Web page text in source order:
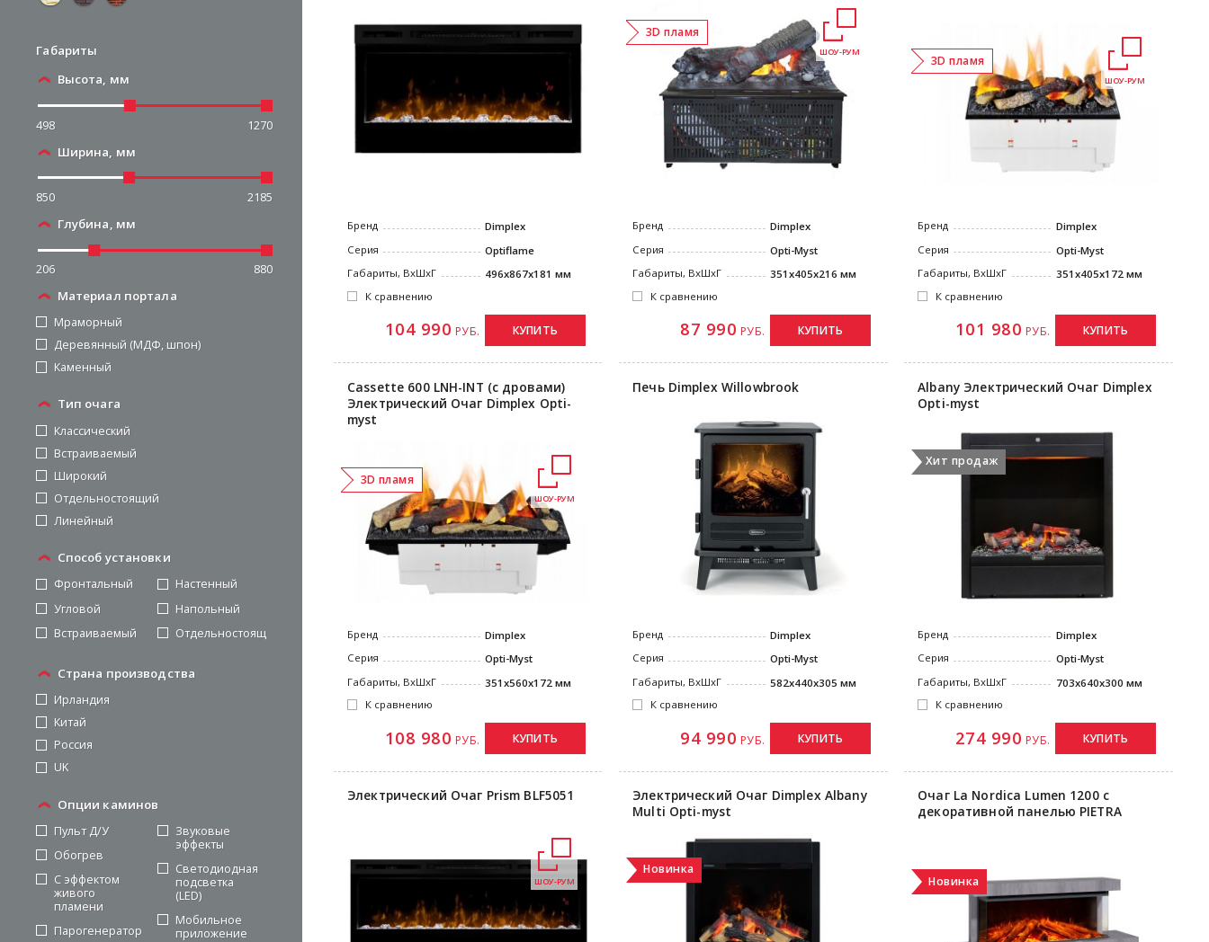
Габариты
Высота, мм
498 1270
Ширина, мм
850 2185
Глубина, мм
206 880
Материал портала
Мраморный
Деревянный (МДФ, шпон)
Каменный
Тип очага
Классический
Встраиваемый
Широкий
Отдельностоящий
Линейный
Способ установки
Фронтальный
Угловой
Встраиваемый
Настенный
Напольный
Отдельностоящий
Страна производства
Ирландия
Китай
Россия
UK
Опции каминов
Пульт Д/У
Обогрев
С эффектом
живого
пламени
Парогенератор
Звуковые
эффекты
Светодиодная
подсветка
(LED)
Мобильное
приложение
Бренд
Dimplex
Серия
Optiflame
Габариты, ВxШxГ
496x867x181 мм
К сравнению
104 990 РУБ. КУПИТЬ
3D пламя
ШОУ-РУМ
Бренд
Dimplex
Серия
Opti-Myst
Габариты, ВxШxГ
351x405x216 мм
К сравнению
87 990 РУБ. КУПИТЬ
3D пламя
ШОУ-РУМ
Бренд
Dimplex
Серия
Opti-Myst
Габариты, ВxШxГ
351х405x172 мм
К сравнению
101 980 РУБ. КУПИТЬ
Cassette 600 LNH-INT (с дровами)
Электрический Очаг Dimplex Opti-
myst
3D пламя
ШОУ-РУМ
Бренд
Dimplex
Серия
Opti-Myst
Габариты, ВxШxГ
351х560x172 мм
К сравнению
108 980 РУБ. КУПИТЬ
Печь Dimplex Willowbrook
Бренд
Dimplex
Серия
Opti-Myst
Габариты, ВxШxГ
582x440x305 мм
К сравнению
94 990 РУБ. КУПИТЬ
Albany Электрический Очаг Dimplex
Opti-myst
Хит продаж
Бренд
Dimplex
Серия
Opti-Myst
Габариты, ВxШxГ
703x640x300 мм
К сравнению
274 990 РУБ. КУПИТЬ
Электрический Очаг Prism BLF5051
ШОУ-РУМ
Электрический Очаг Dimplex Albany
Multi Opti-myst
Новинка
Очаг La Nordica Lumen 1200 с
декоративной панелью PIETRA
Новинка